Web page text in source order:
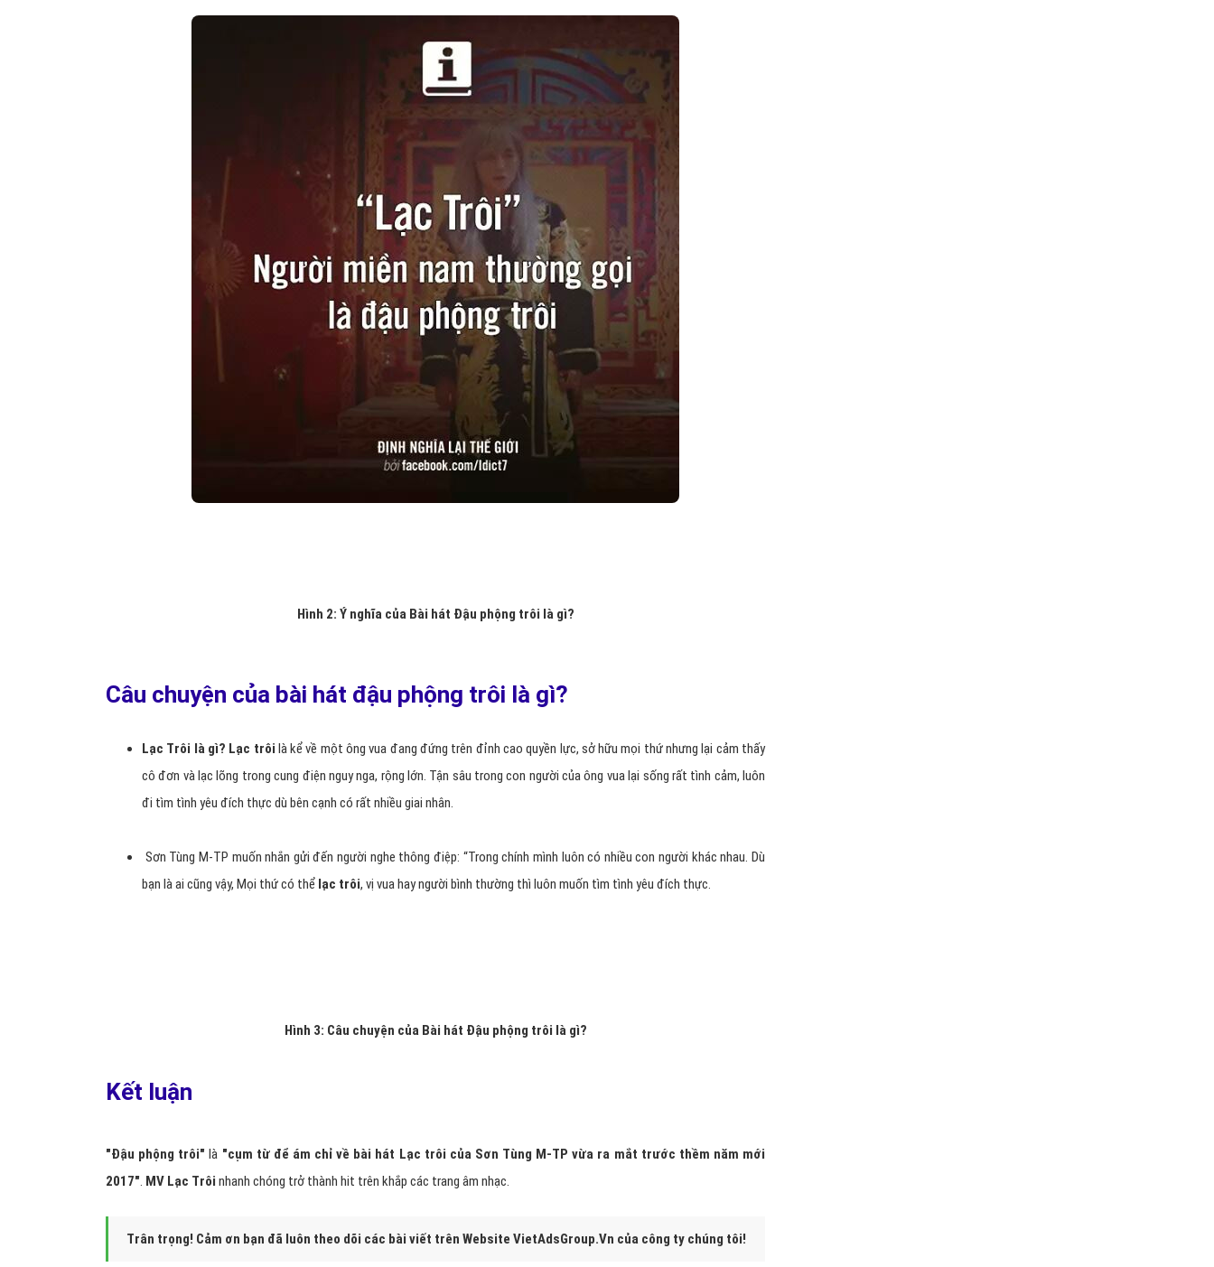
Hình 2: Ý nghĩa của Bài hát Đậu phộng trôi là gì?
Câu chuyện của bài hát đậu phộng trôi là gì?
Lạc Trôi là gì? Lạc trôi là kể về một ông vua đang đứng trên đỉnh cao quyền lực, sở hữu mọi thứ nhưng lại cảm thấy
cô đơn và lạc lõng trong cung điện nguy nga, rộng lớn. Tận sâu trong con người của ông vua lại sống rất tình cảm, luôn
đi tìm tình yêu đích thực dù bên cạnh có rất nhiều giai nhân.
Sơn Tùng M-TP muốn nhắn gửi đến người nghe thông điệp: “Trong chính mình luôn có nhiều con người khác nhau. Dù
bạn là ai cũng vậy, Mọi thứ có thể lạc trôi, vị vua hay người bình thường thì luôn muốn tìm tình yêu đích thực.